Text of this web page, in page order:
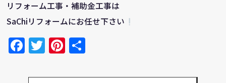
リフォーム工事・補助金工事は
SaChiリフォームにお任せ下さい
Facebook
TwitterPinterest